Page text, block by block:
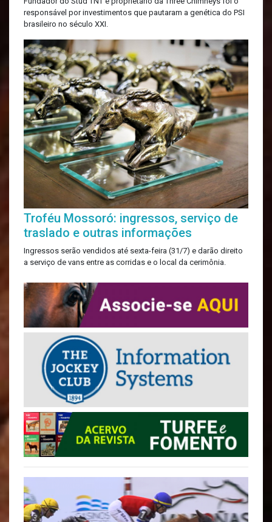
responsável por investimentos que pautaram a genética do PSI
brasileiro no século XXI.
Troféu Mossoró: ingressos, serviço de
traslado e outras informações
Ingressos serão vendidos até sexta-feira (31/7) e darão direito
a serviço de vans entre as corridas e o local da cerimônia.